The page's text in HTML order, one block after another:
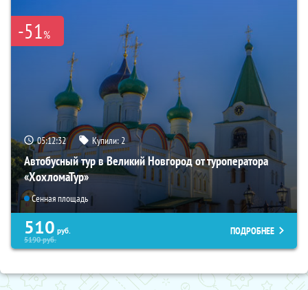
-51%
05:12:31 Купили:2
Автобусный тур в Великий Новгород от туроператора
«ХохломаТур»
Сенная площадь
510 руб.
5190руб.
ПОДРОБНЕЕ